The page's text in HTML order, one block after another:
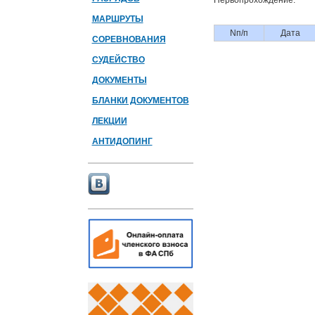
МАРШРУТЫ
СОРЕВНОВАНИЯ
СУДЕЙСТВО
ДОКУМЕНТЫ
БЛАНКИ ДОКУМЕНТОВ
ЛЕКЦИИ
АНТИДОПИНГ
Nп/п Дата